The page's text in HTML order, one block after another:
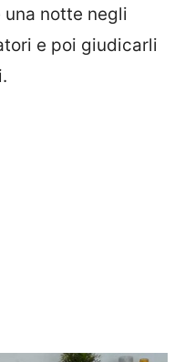
notte negli
e poi giudicarli